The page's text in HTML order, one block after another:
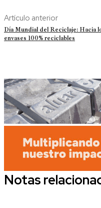
Artículo anterior
Día Mundial del Reciclaje: Hacia
envases 100% reciclables
Notas